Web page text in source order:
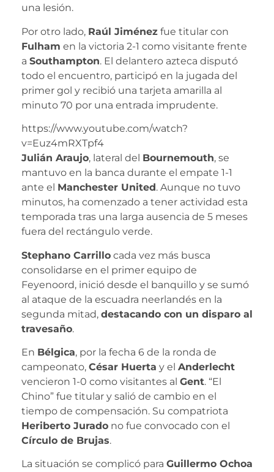
una lesión.
Por otro lado, Raúl Jiménez fue titular con
Fulham en la victoria 2-1 como visitante frente
a Southampton. El delantero azteca disputó
todo el encuentro, participó en la jugada del
primer gol y recibió una tarjeta amarilla al
minuto 70 por una entrada imprudente.
https://www.youtube.com/watch?
v=Euz4mRXTpf4
Julián Araujo, lateral del Bournemouth, se
mantuvo en la banca durante el empate 1-1
ante el Manchester United . Aunque no tuvo
minutos, ha comenzado a tener actividad esta
temporada tras una larga ausencia de 5 meses
fuera del rectángulo verde.
Stephano Carrillo cada vez más busca
consolidarse en el primer equipo de
Feyenoord, inició desde el banquillo y se sumó
al ataque de la escuadra neerlandés en la
segunda mitad, destacando con un disparo al
travesaño.
En Bélgica, por la fecha 6 de la ronda de
campeonato, César Huerta y el Anderlecht
vencieron 1-0 como visitantes al Gent. “El
Chino” fue titular y salió de cambio en el
tiempo de compensación. Su compatriota
Heriberto Jurado no fue convocado con el
Círculo de Brujas.
La situación se complicó para Guillermo Ochoa